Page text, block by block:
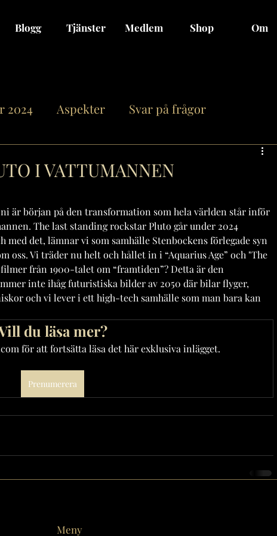
Blogg Tjänster Medlem Shop Om
2024 Aspekter Svar på frågor
Fullmåne/
Jupiter Saturnus Uranus
12 stjärntecken Asteroider Relationer
I VATTUMANNEN
är början på den transformation som hela världen står inför
The last standing rockstar Pluto går under 2024
det, lämnar vi som samhälle Stenbockens förlegade syn
oss. Vi träder nu helt och hållet in i “Aquarius Age” och "The
från 1900-talet om “framtiden”? Detta är den
inte ihåg futuristiska bilder av 2050 där bilar flyger,
och vi lever i ett high-tech samhälle som man bara kan
du läsa mer?
för att fortsätta läsa det här exklusiva inlägget.
Prenumerera
Meny